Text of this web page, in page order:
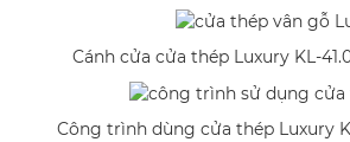
Cánh cửa cửa thép Luxury KL-
Công trình dùng cửa thép Luxury